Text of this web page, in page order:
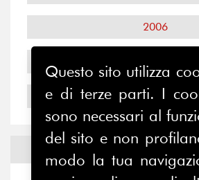
2006
2004
Notizie ed
Questo sito utilizza
e di terze parti. I
sono necessari al
del sito e non
modo la tua